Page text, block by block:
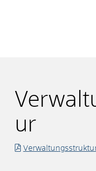
ur